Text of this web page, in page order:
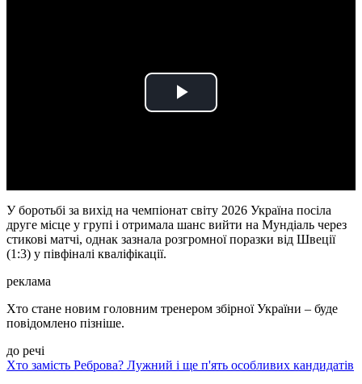
Play
У боротьбі за вихід на чемпіонат світу 2026 Україна посіла
друге місце у групі і отримала шанс вийти на Мундіаль через
стикові матчі, однак зазнала розгромної поразки від Швеції
(1:3) у півфіналі кваліфікації.
реклама
Хто стане новим головним тренером збірної України – буде
повідомлено пізніше.
до речі
Хто замість Реброва? Лужний і ще п'ять особливих кандидатів